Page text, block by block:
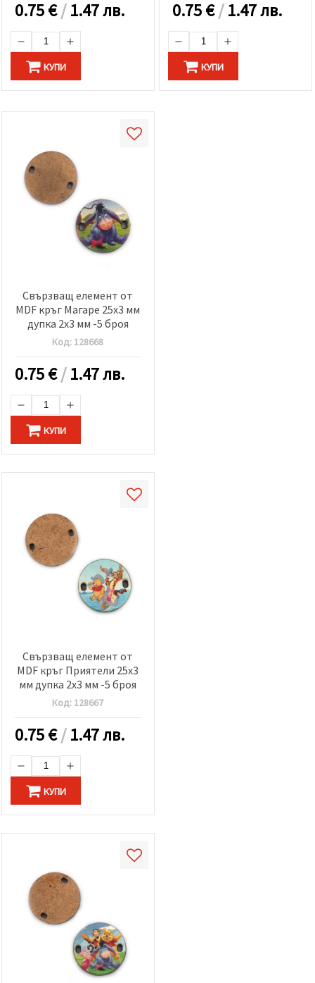
0.75€/1.47 лв.
КУПИ
0.75€/1.47 лв.
КУПИ
Свързващ елемент от
MDF кръг Магаре 25x3 мм
дупка 2x3 мм -5 броя
Код: 128668
0.75€/1.47 лв.
КУПИ
Свързващ елемент от
MDF кръг Приятели 25x3
мм дупка 2x3 мм -5 броя
Код: 128667
0.75€/1.47 лв.
КУПИ